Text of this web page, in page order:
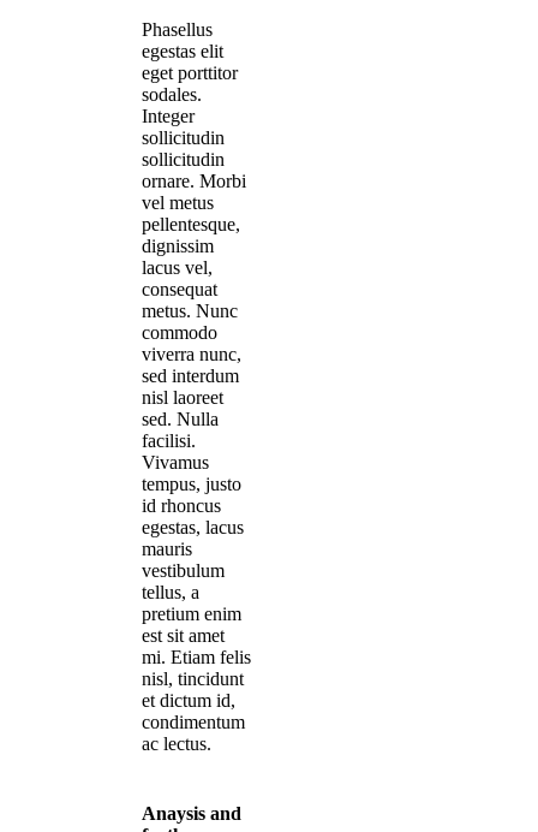
Phasellus
egestas elit
eget porttitor
sodales.
Integer
sollicitudin
sollicitudin
ornare. Morbi
vel metus
pellentesque,
dignissim
lacus vel,
consequat
metus. Nunc
commodo
viverra nunc,
sed interdum
nisl laoreet
sed. Nulla
facilisi.
Vivamus
tempus, justo
id rhoncus
egestas, lacus
mauris
vestibulum
tellus, a
pretium enim
est sit amet
mi. Etiam felis
nisl, tincidunt
et dictum id,
condimentum
ac lectus.
Anaysis and